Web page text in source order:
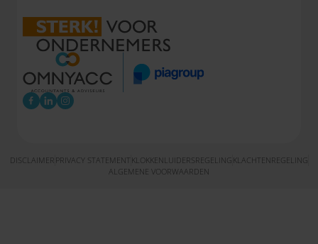
DISCLAIMER PRIVACY STATEMENT KLOKKENLUIDERSREGELING KLACHTENREGELING
ALGEMENE VOORWAARDEN